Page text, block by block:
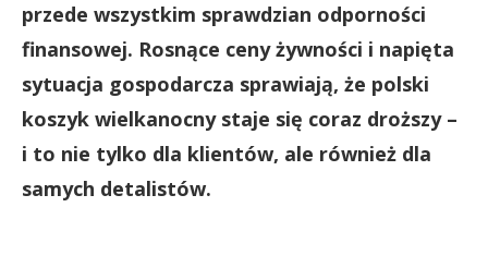
przede wszystkim sprawdzian odporności
finansowej. Rosnące ceny żywności i napięta
sytuacja gospodarcza sprawiają, że polski
koszyk wielkanocny staje się coraz droższy –
i to nie tylko dla klientów, ale również dla
samych detalistów.